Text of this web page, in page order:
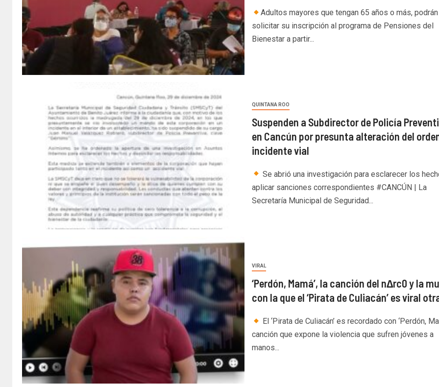
Adultos mayores que tengan 65 años o más, podrán
solicitar su inscripción al programa de Pensiones del
Bienestar a partir...
QUINTANA ROO
Suspenden a Subdirector de Policía
en Cancún por presunta alteración del
incidente vial
Se abrió una investigación para esclarecer los
aplicar sanciones correspondientes #CANCÚN | La
Secretaría Municipal de Seguridad...
VIRAL
‘Perdón, Mamá’, la canción del n∆rc0 y la
con la que el ‘Pirata de Culiacán’ es viral
El ‘Pirata de Culiacán’ es recordado con ‘Perdón,
canción que expone la violencia que sufren jóvenes a
manos...